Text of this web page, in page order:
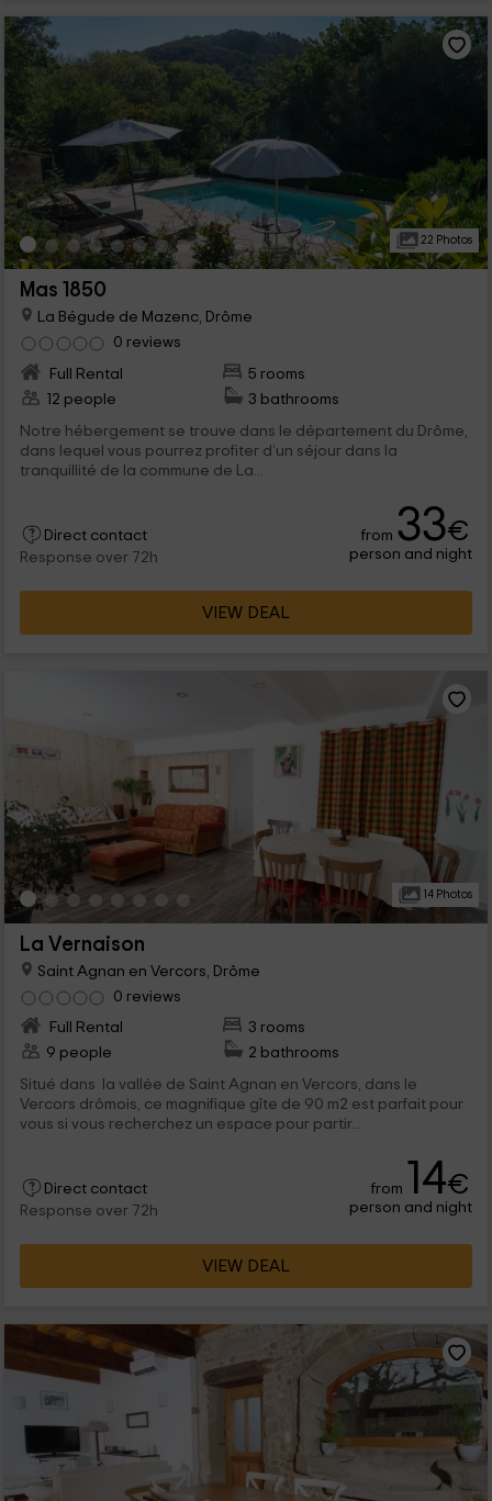
22 Photos
Mas 1850
La Bégude de Mazenc, Drôme
0 reviews
Full Rental
5 rooms
12 people
3 bathrooms
Notre hébergement se trouve dans le département du Drôme,
dans lequel vous pourrez profiter d’un séjour dans la
tranquillité de la commune de La...
Direct contact
Response over 72h
from 33€
person and night
VIEW DEAL
14 Photos
La Vernaison
Saint Agnan en Vercors, Drôme
0 reviews
Full Rental
3 rooms
9 people
2 bathrooms
Situé dans la vallée de Saint Agnan en Vercors, dans le
Vercors drômois, ce magnifique gîte de 90 m2 est parfait pour
vous si vous recherchez un espace pour partir...
Direct contact
Response over 72h
from 14€
person and night
VIEW DEAL